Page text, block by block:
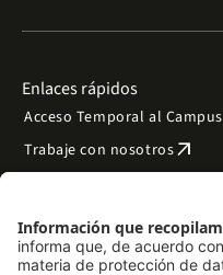
Enlaces rápidos
Acceso Temporal al Campus
Trabaje con nosotrosarrow_outward
Preguntas frecuentes
Filantropía y donacionesarrow_outward